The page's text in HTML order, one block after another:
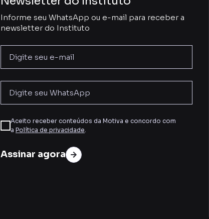
Informe seu WhatsApp ou e-mail para receber a
newsletter do Instituto
Aceito receber conteúdos da Motiva e concordo com
a Política de privacidade
Assinar agora